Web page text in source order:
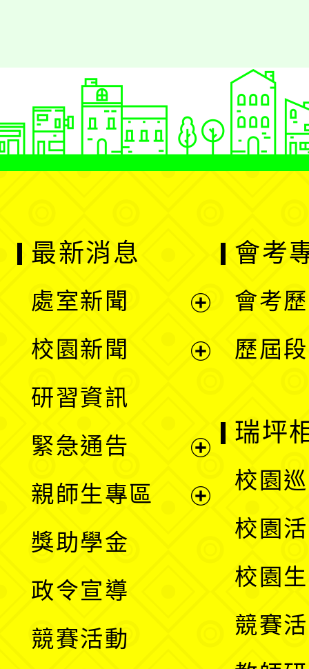
最新消息
處室新聞
單
校園新聞
選
單
研習資訊
緊急通告
親師生專區
獎助學金
政令宣導
競賽活動
會考
會考
歷屆
瑞坪
校園
校園
校園
競賽